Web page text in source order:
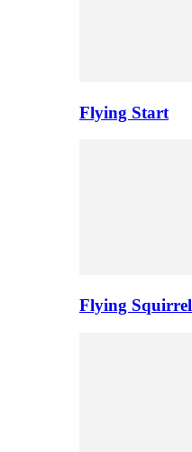
Flying Start
Flying Squirrel